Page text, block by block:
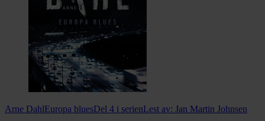
Arne DahlEuropa bluesDel 4 i serienLest av: Jan Martin Johnsen